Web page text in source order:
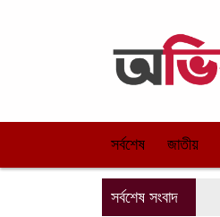
সর্বশেষ জাতীয়
সর্বশেষ সংবাদ